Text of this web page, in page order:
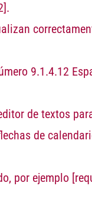
9.1.4.12
de textos
de
por ejemplo